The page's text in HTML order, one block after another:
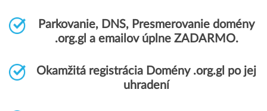
Parkovanie, DNS, Presmerovanie domény
.org.gl a emailov úplne ZADARMO.
Okamžitá registrácia Domény .org.gl po jej
uhradení